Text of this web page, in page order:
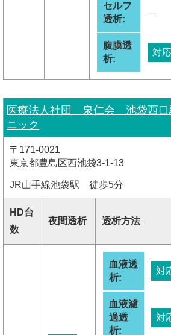
セルフ
透析:
―
腹膜透
析:
対応
医療法人社団 泉仁会 池袋西口
ニック
〒171-0021
東京都豊島区西池袋3-1-13
JR山手線池袋駅 徒歩5分
HD台
数
夜間透析 透析方法
血液透
析:
対
血液濾
過透
析:
対